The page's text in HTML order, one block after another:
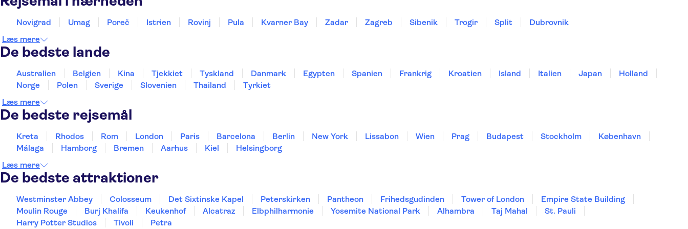
Novigrad Umag Poreč Istrien Rovinj Pula Kvarner Bay Zadar Zagreb Sibenik Trogir Split
Dubrovnik
Læs mere
De bedste lande
Australien Belgien Kina Tjekkiet Tyskland Danmark Egypten Spanien Frankrig Kroatien Island Italien Japan
Holland
Norge
Polen Sverige Slovenien Thailand
Tyrkiet
Læs mere
De bedste rejsemål
Kreta Rhodos Rom London Paris Barcelona Berlin New York Lissabon Wien Prag Budapest Stockholm
København
Málaga
Hamborg Bremen Aarhus Kiel
Helsingborg
Læs mere
De bedste attraktioner
Westminster Abbey Colosseum Det Sixtinske Kapel Peterskirken Pantheon Frihedsgudinden Tower of London
Empire State Building
Moulin Rouge
Burj Khalifa Keukenhof Alcatraz Elbphilharmonie Yosemite National Park Alhambra Taj Mahal
St. Pauli
Harry Potter Studios
Tivoli Petra